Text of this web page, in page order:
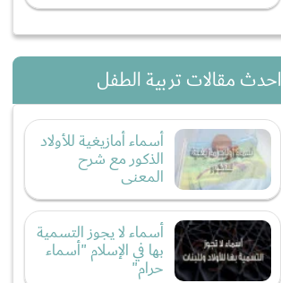
احدث مقالات تربية الطفل
أسماء أمازيغية للأولاد
الذكور مع شرح
المعنى
أسماء لا يجوز التسمية
بها في الإسلام "أسماء
حرام"